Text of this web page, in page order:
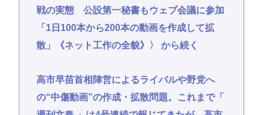
戦の実態 公設第一秘書もウェブ会議に参加
「1日100本から200本の動画を作成して拡
散」《ネット工作の全貌》〉 から続く
高市早苗首相陣営によるライバルや野党へ
の“中傷動画”の作成・拡散問題。これまで「